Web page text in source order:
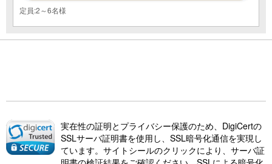
定員:2～6名様
実在性の証明とプライバシー保護のため、DigiCertの
SSLサーバ証明書を使用し、SSL暗号化通信を実現し
ています。サイトシールのクリックにより、サーバ証